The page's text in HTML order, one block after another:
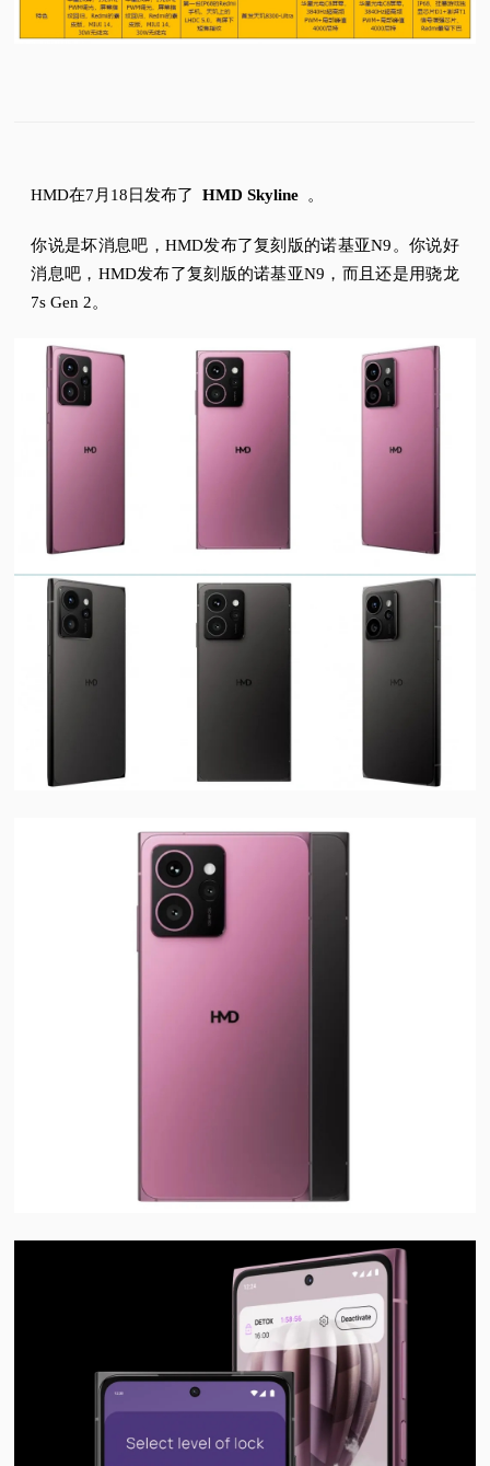
HMD在7月18日发布了HMD Skyline 。
你说是坏消息吧， HMD发布了复刻版的诺基亚N9。 你说好
消息吧， HMD发布了复刻版的诺基亚N9，而且还是用骁龙
7s Gen 2。